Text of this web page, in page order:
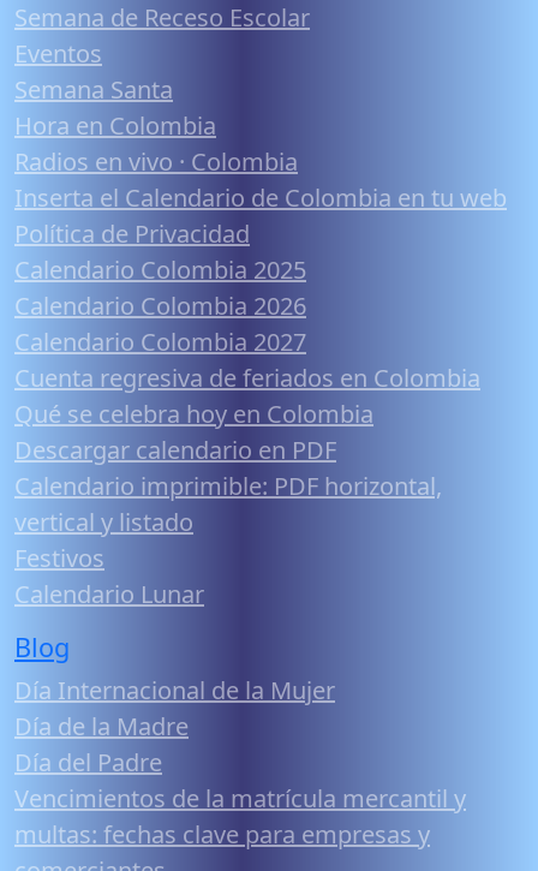
Semana de Receso Escolar
Eventos
Semana Santa
Hora en Colombia
Radios en vivo · Colombia
Inserta el Calendario de Colombia en tu web
Política de Privacidad
Calendario Colombia 2025
Calendario Colombia 2026
Calendario Colombia 2027
Cuenta regresiva de feriados en Colombia
Qué se celebra hoy en Colombia
Descargar calendario en PDF
Calendario imprimible: PDF horizontal,
vertical y listado
Festivos
Calendario Lunar
Blog
Día Internacional de la Mujer
Día de la Madre
Día del Padre
Vencimientos de la matrícula mercantil y
multas: fechas clave para empresas y